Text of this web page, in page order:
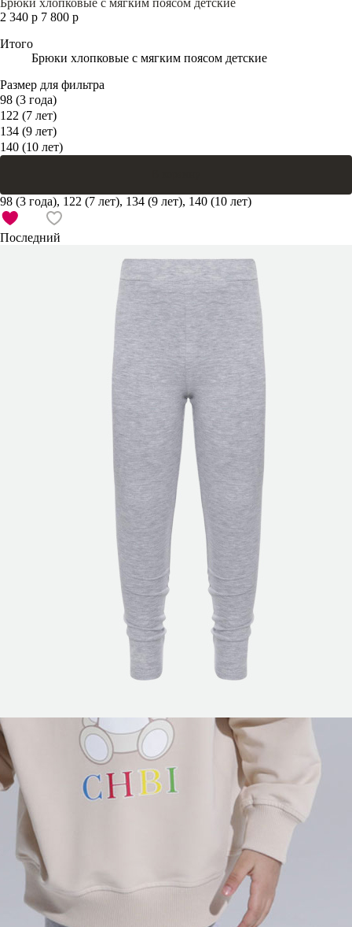
Брюки хлопковые с мягким поясом детские
2 340 р 7 800 р
Итого
Брюки хлопковые с мягким поясом детские
Размер для фильтра
98 (3 года)
122 (7 лет)
134 (9 лет)
140 (10 лет)
98 (3 года), 122 (7 лет), 134 (9 лет), 140 (10 лет)
Последний